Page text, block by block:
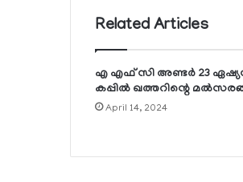
Related Articles
എ എഫ് സി അണ്ടര്‍ 23
കപ്പില്‍ ഖത്തറിന്റെ
April 14, 2024